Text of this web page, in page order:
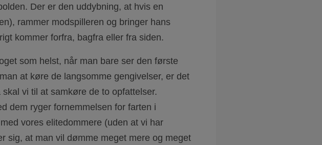
Der er den uddybning, at hvis en
rammer modspilleren og bringer hans
kommer forfra, bagfra eller fra siden.
som helst, når man bare ser den første
at køre de langsomme gengivelser, er det
vi til at samkøre de to opfattelser.
dem ryger fornemmelsen for farten i
vores elitedommere (uden at vi har
sig, at man vil dømme meget mere og meget